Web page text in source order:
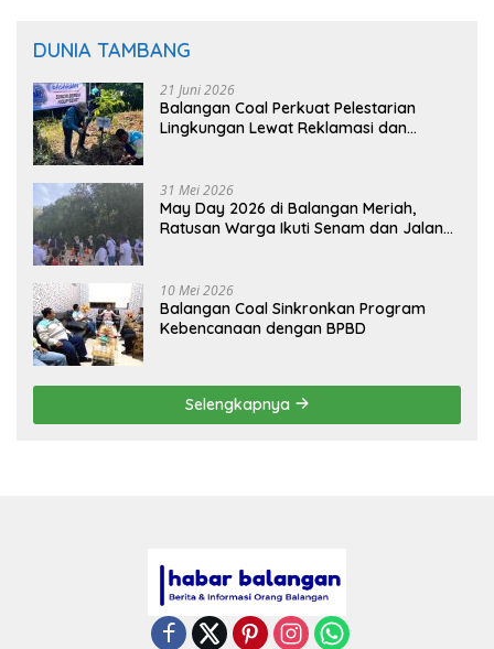
DUNIA TAMBANG
21 Juni 2026
Balangan Coal Perkuat Pelestarian
Lingkungan Lewat Reklamasi dan
31 Mei 2026
May Day 2026 di Balangan Meriah,
Ratusan Warga Ikuti Senam dan Jalan
10 Mei 2026
Balangan Coal Sinkronkan Program
Kebencanaan dengan BPBD
Selengkapnya